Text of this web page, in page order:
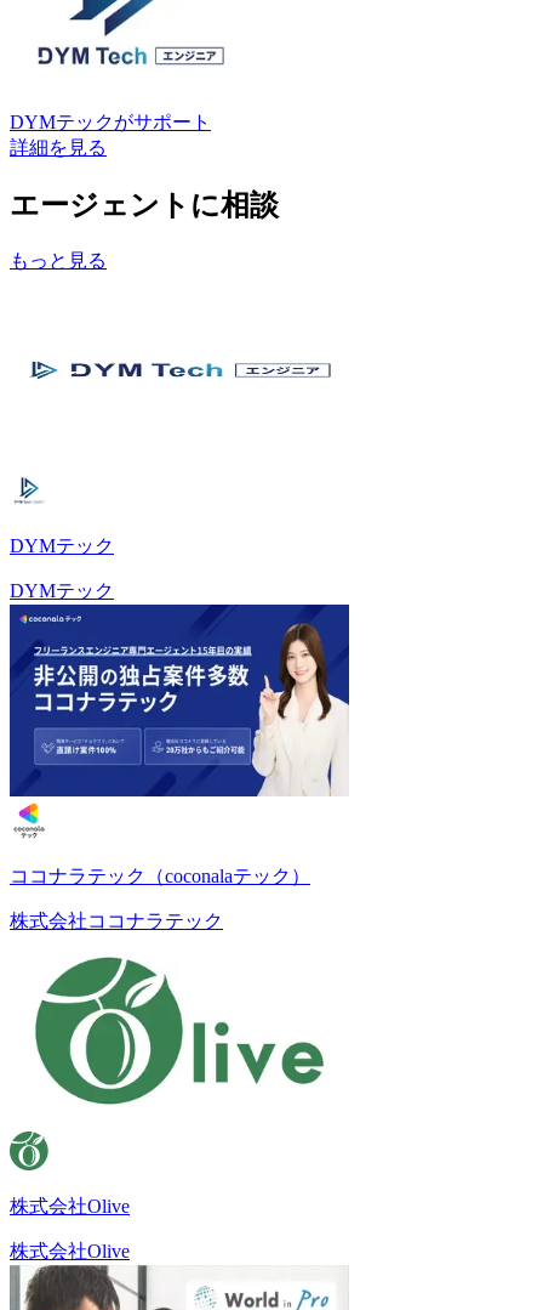
DYMテックがサポート
詳細を見る
エージェントに相談
もっと見る
DYMテック
DYMテック
ココナラテック（coconalaテック）
株式会社ココナラテック
株式会社Olive
株式会社Olive